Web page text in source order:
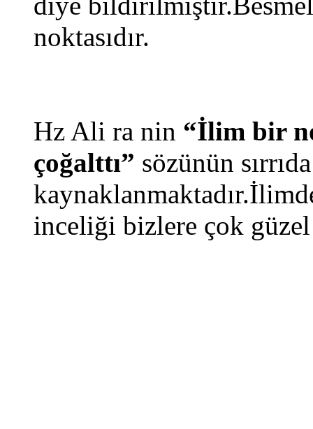
noktasıdır.
Hz Ali ra nin “İlim bir
çoğalttı” sözünün
inceliği bizlere çok güzel